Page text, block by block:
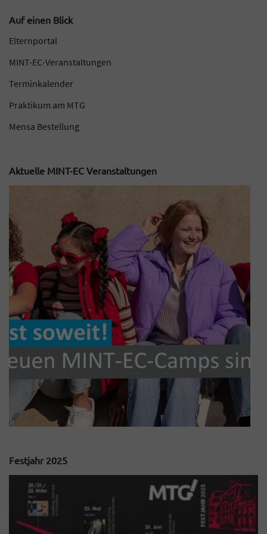
Auf einen Blick
Elternportal
MINT-EC-Veranstaltungen
Terminkalender
Praktikum am MTG
Mensa Bestellung
Aktuelle MINT-EC Veranstaltungen
Festjahr 2025